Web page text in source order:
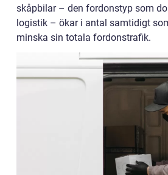
skåpbilar – den fordonstyp som
logistik – ökar i antal samtidigt
minska sin totala fordonstrafik.